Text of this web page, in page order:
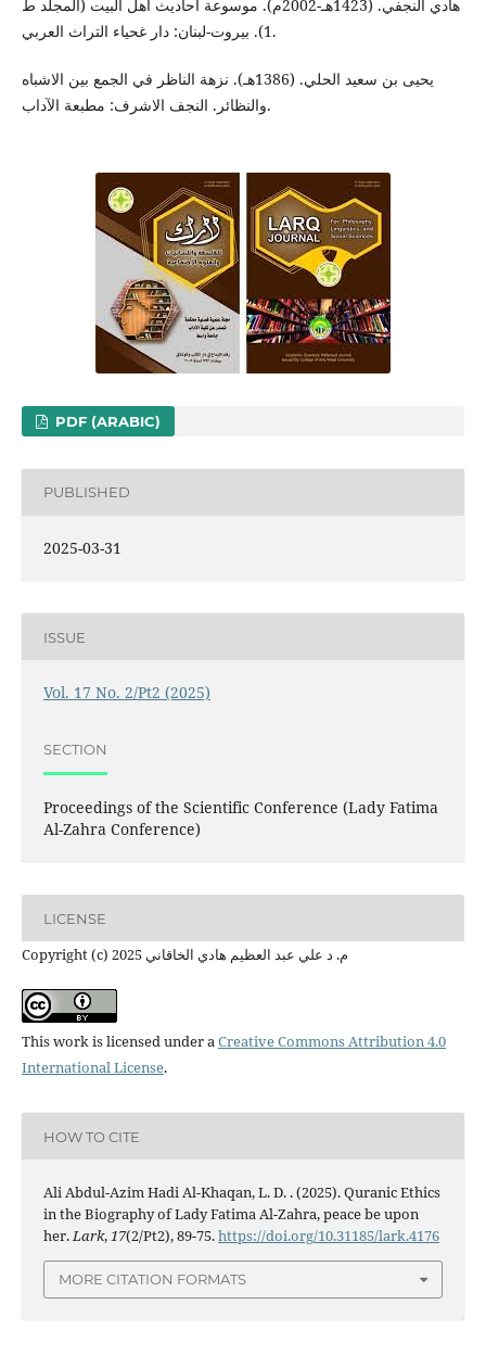
هادي النجفي. (1423هـ-2002م). موسوعة أحاديث أهل البيت (المجلد ط
1). بيروت-لبنان: دار غحياء التراث العربي.
يحيى بن سعيد الحلي. (1386هـ). نزهة الناظر في الجمع بين الاشباه
والنظائر. النجف الاشرف: مطبعة الآداب.
PDF (ARABIC)
PUBLISHED
2025-03-31
ISSUE
Vol. 17 No. 2/Pt2 (2025)
SECTION
Proceedings of the Scientific Conference (Lady Fatima
Al-Zahra Conference)
LICENSE
Copyright (c) 2025 م. د علي عبد العظيم هادي الخاقاني
This work is licensed under aCreative Commons Attribution 4.0
International License.
HOW TO CITE
Ali Abdul-Azim Hadi Al-Khaqan, L. D. . (2025). Quranic Ethics
in the Biography of Lady Fatima Al-Zahra, peace be upon
her.Lark,17(2/Pt2), 89-75.https://doi.org/10.31185/lark.4176
MORE CITATION FORMATS